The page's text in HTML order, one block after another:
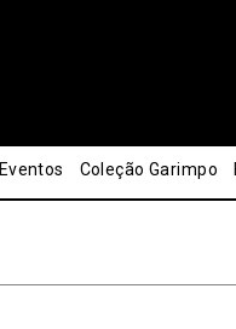
Eventos Coleção Garimpo